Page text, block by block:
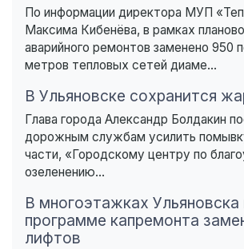
По информации директора МУП
Максима Кибенёва, в рамках
аварийного ремонтов заменено 950
метров тепловых сетей диаме...
В Ульяновске сохранится
Глава города Александр Болдакин
дорожным службам усилить
части, «Городскому центру по
озеленению...
В многоэтажках Ульяновска
программе капремонта
лифтов